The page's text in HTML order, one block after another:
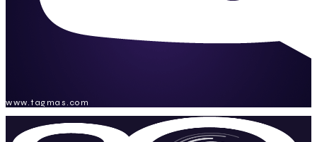
www.tagmas.com